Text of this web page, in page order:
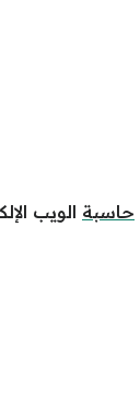
حاسبة الويب